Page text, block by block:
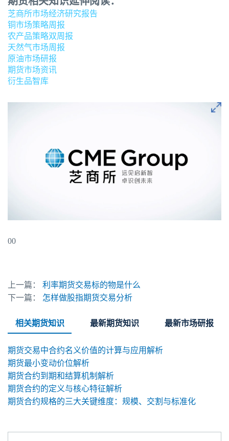
芝商所市场经济研究报告
铜市场策略周报
农产品策略双周报
天然气市场周报
原油市场研报
期货市场资讯
衍生品智库
00
上一篇：
利率期货交易标的物是什么
下一篇：
怎样做股指期货交易分析
相关期货知识 最新期货知识 最新市场研报
期货交易中合约名义价值的计算与应用解析
期货最小变动价位解析
期货合约到期和结算机制解析
期货合约的定义与核心特征解析
期货合约规格的三大关键维度：规模、交割与标准化